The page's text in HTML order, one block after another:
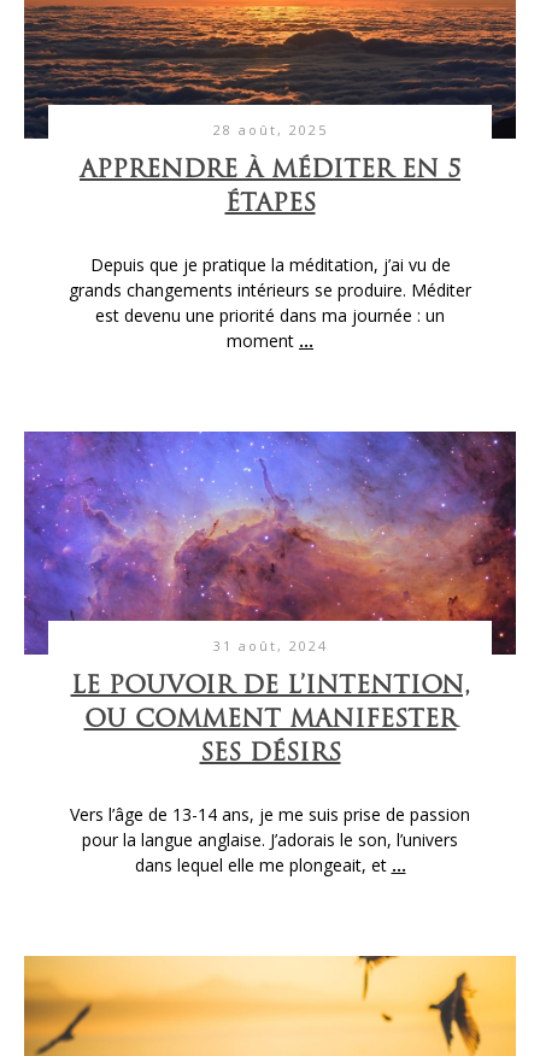
28 août, 2025
APPRENDRE À MÉDITER EN 5
ÉTAPES
Depuis que je pratique la méditation, j’ai vu de
grands changements intérieurs se produire. Méditer
est devenu une priorité dans ma journée : un
moment ...
31 août, 2024
LE POUVOIR DE L’INTENTION,
OU COMMENT MANIFESTER
SES DÉSIRS
Vers l’âge de 13-14 ans, je me suis prise de passion
pour la langue anglaise. J’adorais le son, l’univers
dans lequel elle me plongeait, et ...